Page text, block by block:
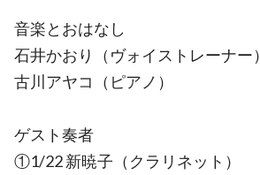
音楽とおはなし
石井かおり（ヴォイストレーナー）
古川アヤコ（ピアノ）
ゲスト奏者
①1/22 新暁子（クラリネット）